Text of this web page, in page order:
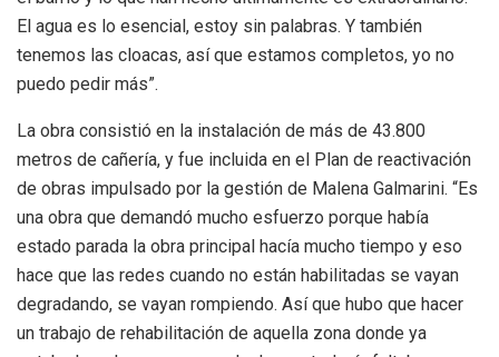
El agua es lo esencial, estoy sin palabras. Y también
tenemos las cloacas, así que estamos completos, yo no
puedo pedir más”.
La obra consistió en la instalación de más de 43.800
metros de cañería, y fue incluida en el Plan de reactivación
de obras impulsado por la gestión de Malena Galmarini. “Es
una obra que demandó mucho esfuerzo porque había
estado parada la obra principal hacía mucho tiempo y eso
hace que las redes cuando no están habilitadas se vayan
degradando, se vayan rompiendo. Así que hubo que hacer
un trabajo de rehabilitación de aquella zona donde ya